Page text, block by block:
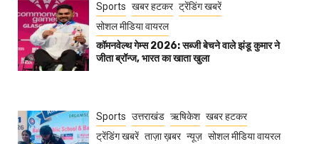
Sports खबर हटकर ट्रेंडिंग खबरें
सोशल मीडिया वायरल
कॉमनवेल्थ गेम्स 2026: सब्जी बेचने वाले झंडू कुमार ने
जीता ब्रॉन्ज, भारत का खाता खुला
Sports उत्तराखंड ऋषिकेश खबर हटकर
ट्रेंडिंग खबरें ताज़ा ख़बर न्यूज़ सोशल मीडिया वायरल